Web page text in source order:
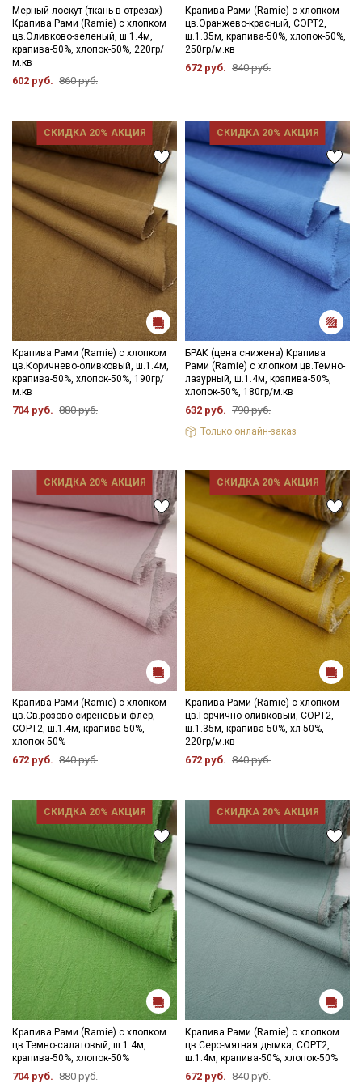
максимальная температура стирки 40С, не отбеливать
хлором; максимальная температура глажения 150С;
рекомендуется глажка с изнаночной стороны; сушить в
подвешенном расправленном состоянии.
Цветопередача может отличаться от оригинального цвета
ткани в зависимости от настроек вашего монитора и в
Мерный лоскут (ткань в отрезах)
Крапива Рами (Ramie) с хлопком
цв.Оливково-зеленый, ш.1.4м,
крапива-50%, хлопок-50%, 220гр/
м.кв
602 руб. 860 руб.
Крапива Рами (Ramie) с хлопком
цв.Оранжево-красный, СОРТ2,
ш.1.35м, крапива-50%, хлопок-50%,
250гр/м.кв
672 руб. 840 руб.
СКИДКА 20% АКЦИЯ
Крапива Рами (Ramie) с хлопком
цв.Коричнево-оливковый, ш.1.4м,
крапива-50%, хлопок-50%, 190гр/
м.кв
704 руб. 880 руб.
СКИДКА 20% АКЦИЯ
БРАК (цена снижена) Крапива
Рами (Ramie) с хлопком цв.Темно-
лазурный, ш.1.4м, крапива-50%,
хлопок-50%, 180гр/м.кв
632 руб. 790 руб.
Только онлайн-заказ
СКИДКА 20% АКЦИЯ
Крапива Рами (Ramie) с хлопком
цв.Св.розово-сиреневый флер,
СОРТ2, ш.1.4м, крапива-50%,
хлопок-50%
672 руб. 840 руб.
СКИДКА 20% АКЦИЯ
Крапива Рами (Ramie) с хлопком
цв.Горчично-оливковый, СОРТ2,
ш.1.35м, крапива-50%, хл-50%,
220гр/м.кв
672 руб. 840 руб.
СКИДКА 20% АКЦИЯ
Крапива Рами (Ramie) с хлопком
цв.Темно-салатовый, ш.1.4м,
крапива-50%, хлопок-50%
704 руб. 880 руб.
СКИДКА 20% АКЦИЯ
Крапива Рами (Ramie) с хлопком
цв.Серо-мятная дымка, СОРТ2,
ш.1.4м, крапива-50%, хлопок-50%
672 руб. 840 руб.